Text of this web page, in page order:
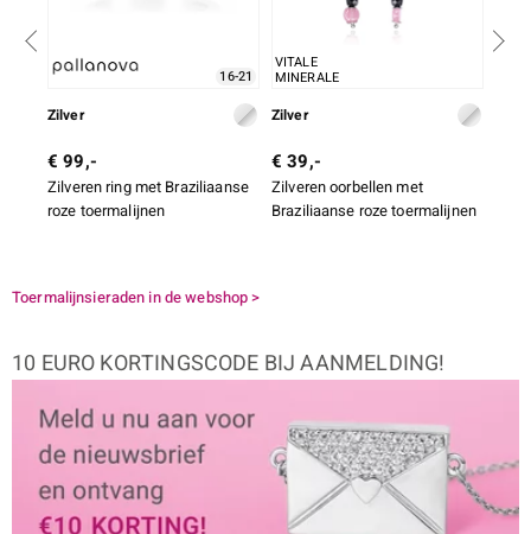
16-21
Zilver
€ 99,-
Zilveren ring met Braziliaanse
roze toermalijnen
VITALE
MINERALE
Zilver
€ 39,-
Zilveren oorbellen met
Braziliaanse roze toermalijnen
Toermalijnsieraden in de webshop >
10 EURO KORTINGSCODE BIJ AANMELDING!